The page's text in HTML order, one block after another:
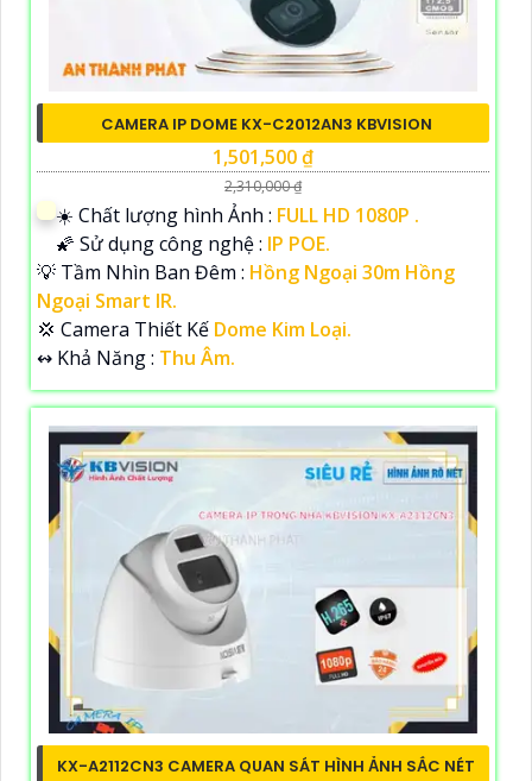
CAMERA IP DOME KX-C2012AN3 KBVISION
1,501,500 ₫
2,310,000 ₫
☀️ Chất lượng hình Ảnh : FULL HD 1080P .
🌠 Sử dụng công nghệ : IP POE.
💡 Tầm Nhìn Ban Đêm : Hồng Ngoại 30m Hồng
Ngoại Smart IR.
💢 Camera Thiết Kế Dome Kim Loại.
️↭ Khả Năng : Thu Âm.
KX-A2112CN3 CAMERA QUAN SÁT HÌNH ẢNH SẮC NÉT